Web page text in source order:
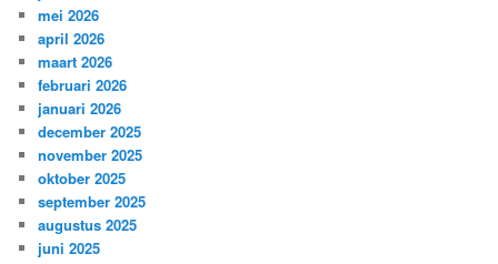
mei 2026
april 2026
maart 2026
februari 2026
januari 2026
december 2025
november 2025
oktober 2025
september 2025
augustus 2025
juni 2025